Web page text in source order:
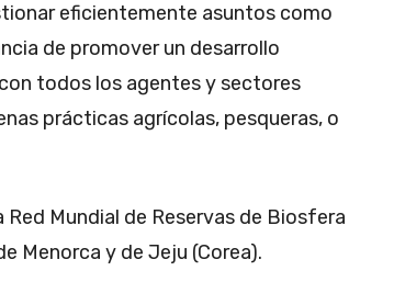
eficientemente asuntos como
de promover un desarrollo
todos los agentes y sectores
prácticas agrícolas, pesqueras, o
Mundial de Reservas de Biosfera
Menorca y de Jeju (Corea).